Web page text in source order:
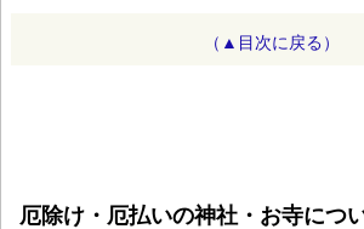
（▲目次に戻る）
厄除け・厄払いの神社・お寺につ